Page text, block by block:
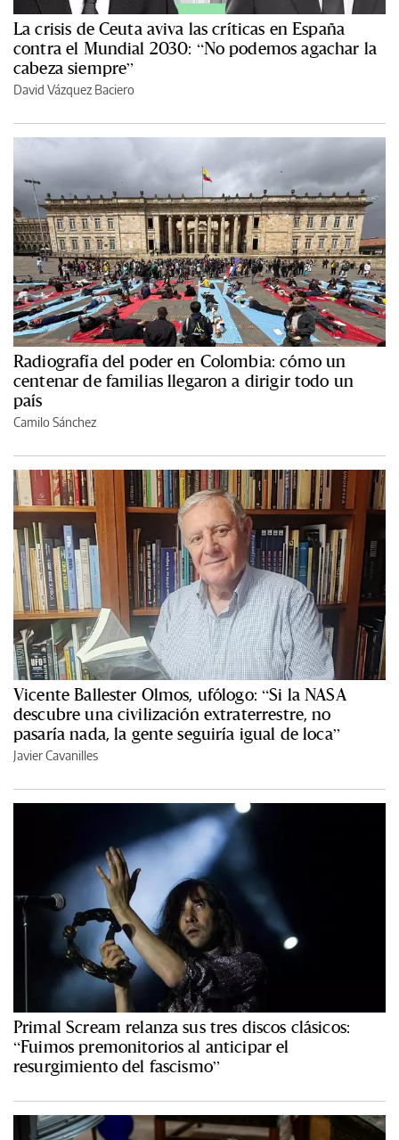
La crisis de Ceuta aviva las críticas en España
contra el Mundial 2030: “No podemos agachar la
cabeza siempre”
David Vázquez Baciero
Radiografía del poder en Colombia: cómo un
centenar de familias llegaron a dirigir todo un
país
Camilo Sánchez
Vicente Ballester Olmos, ufólogo: “Si la NASA
descubre una civilización extraterrestre, no
pasaría nada, la gente seguiría igual de loca”
Javier Cavanilles
Primal Scream relanza sus tres discos clásicos:
“Fuimos premonitorios al anticipar el
resurgimiento del fascismo”